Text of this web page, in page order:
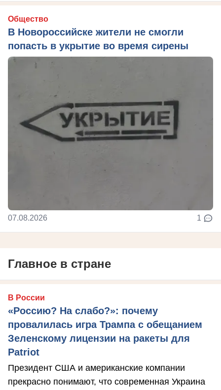
Общество
В Новороссийске жители не смогли
попасть в укрытие во время сирены
07.08.2026 1
Главное в стране
В России
«Россию? На слабо?»: почему
провалилась игра Трампа с обещанием
Зеленскому лицензии на ракеты для
Patriot
Президент США и американские компании
прекрасно понимают, что современная Украина